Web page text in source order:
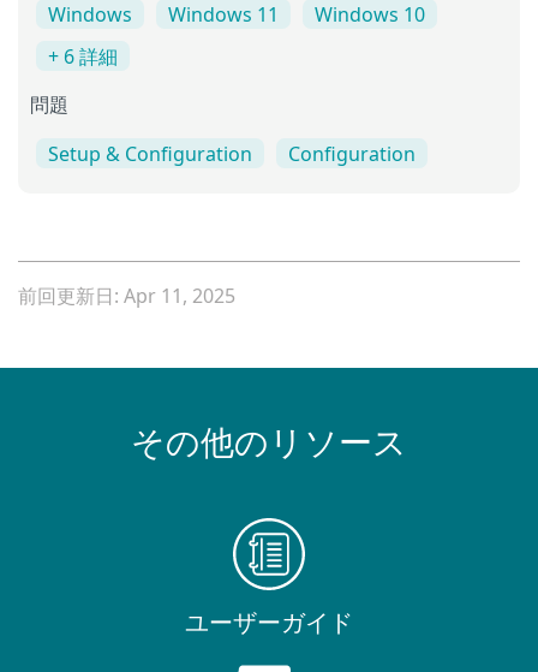
Windows Windows 11
Windows 10
+ 6 詳細
問題
Setup & Configuration Configuration
前回更新日: Apr 11, 2025
その他のリソース
ユーザーガイド